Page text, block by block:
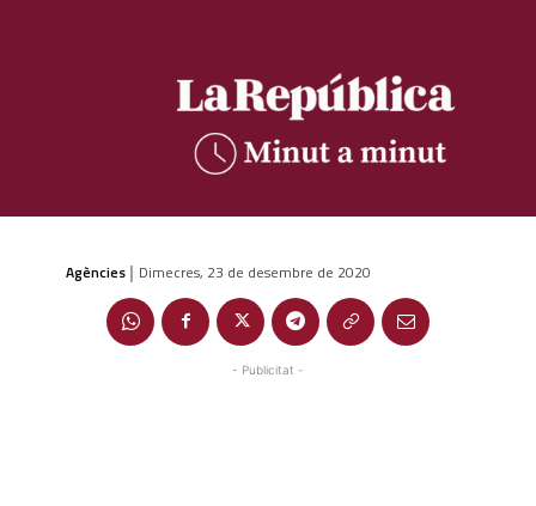
Agències | Dimecres, 23 de desembre de 2020
- Publicitat -